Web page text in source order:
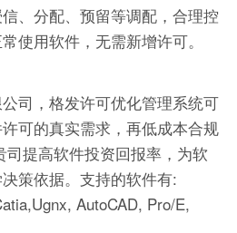
、分配、预留等调配，合理控
使用软件，无需新增许可。
司，格发许可优化管理系统可
可的真实需求，再低成本合规
提高软件投资回报率，为软
策依据。支持的软件有:
AutoCAD, Pro/E,